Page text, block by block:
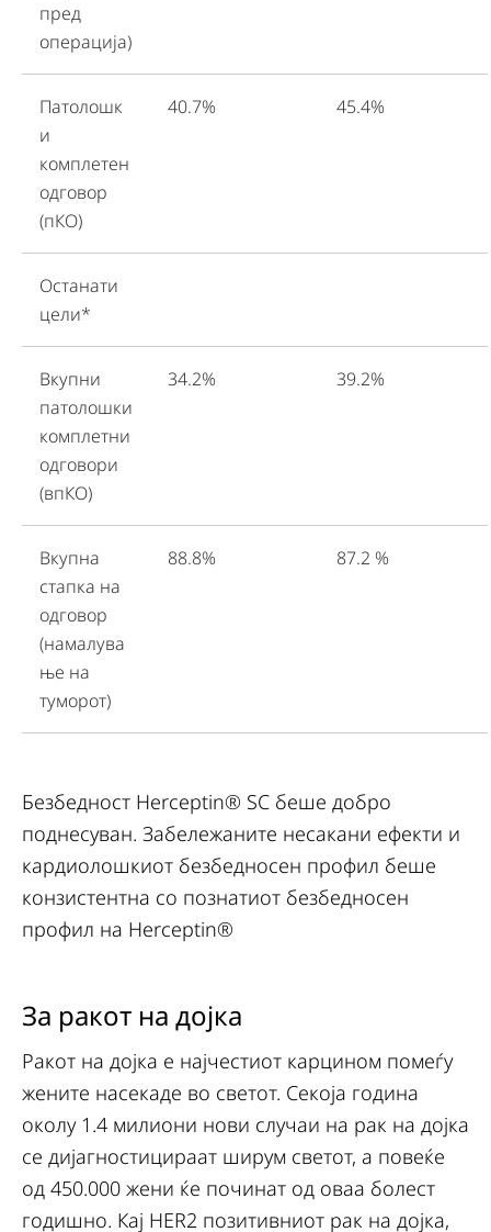
пред
операција)
Патолошк
и
комплетен
одговор
(пКО)
40.7% 45.4%
Останати
цели*
Вкупни
патолошки
комплетни
одговори
(впКО)
34.2% 39.2%
Вкупна
стапка на
одговор
(намалува
ње на
туморот)
88.8% 87.2 %
Безбедност Herceptin® SC беше добро
поднесуван. Забележаните несакани ефекти и
кардиолошкиот безбедносен профил беше
конзистентна со познатиот безбедносен
профил на Herceptin®
За ракот на дојка
Ракот на дојка е најчестиот карцином помеѓу
жените насекаде во светот. Секоја година
околу 1.4 милиони нови случаи на рак на дојка
се дијагностицираат ширум светот, а повеќе
од 450.000 жени ќе починат од оваа болест
годишно. Кај HER2 позитивниот рак на дојка,